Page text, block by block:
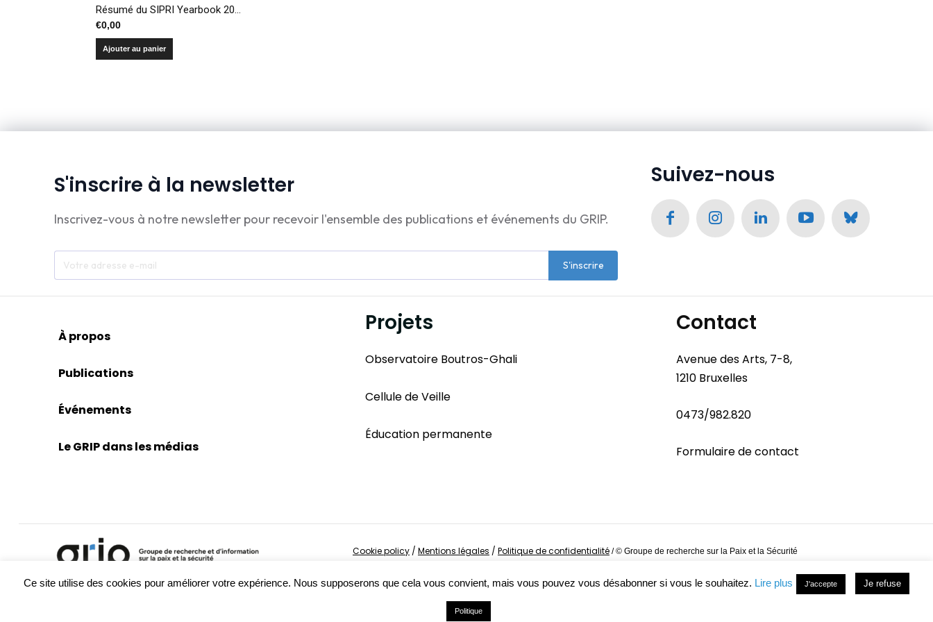
€0,00
Ajouter au panier
S'inscrire à la newsletter
Inscrivez-vous à notre newsletter pour recevoir l'ensemble des publications et événements du GRIP.
S'inscrire
Suivez-nous
À propos
Publications
Événements
Le GRIP dans les médias
Projets
Observatoire Boutros-Ghali
Cellule de Veille
Éducation permanente
Contact
Avenue des Arts, 7-8,
1210 Bruxelles
0473/982.820
Formulaire de contact
Cookie policy / Mentions légales / Politique de confidentialité /© Groupe de recherche sur la Paix et la Sécurité
Ce site utilise des cookies pour améliorer votre expérience. Nous supposerons que cela vous convient, mais vous pouvez vous désabonner si vous le souhaitez. Lire plus J'accepte Je refuse
Politique